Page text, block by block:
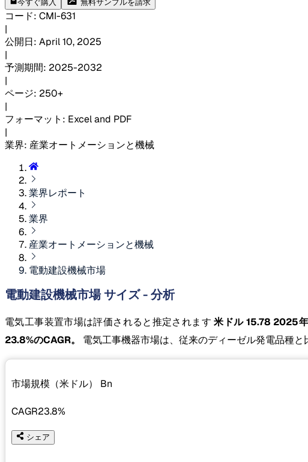
今すぐ購入 無料サンプルを請求
コード: CMI-631
|
公開日: April 10, 2025
|
予測期間: 2025-2032
|
ページ: 250+
|
フォーマット : Excel and PDF
|
業界: 産業オートメーションと機械
業界レポート
業界
産業オートメーションと機械
電動建設機械市場
電動建設機械市場 サイズ - 分析
電気工事装置市場は評価されると推定されます米ドル 15.78 2025
23.8%のCAGR。
電気工事機器市場は、従来のディーゼル発電品種
市場規模（米ドル） Bn
CAGR23.8%
シェア